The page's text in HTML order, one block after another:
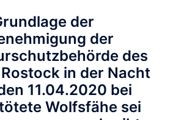
der
der
des
in der Nacht
11.04.2020 bei
Wolfsfähe sei